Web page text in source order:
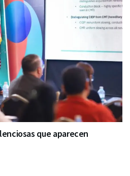
que aparecen